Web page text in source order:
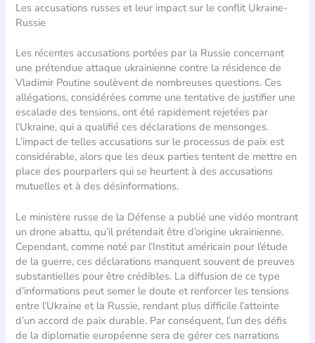
Les accusations russes et leur impact sur le conflit Ukraine-
Russie
Les récentes accusations portées par la Russie concernant
une prétendue attaque ukrainienne contre la résidence de
Vladimir Poutine soulèvent de nombreuses questions. Ces
allégations, considérées comme une tentative de justifier une
escalade des tensions, ont été rapidement rejetées par
l’Ukraine, qui a qualifié ces déclarations de mensonges.
L’impact de telles accusations sur le processus de paix est
considérable, alors que les deux parties tentent de mettre en
place des pourparlers qui se heurtent à des accusations
mutuelles et à des désinformations.
Le ministère russe de la Défense a publié une vidéo montrant
un drone abattu, qu’il prétendait être d’origine ukrainienne.
Cependant, comme noté par l’Institut américain pour l’étude
de la guerre, ces déclarations manquent souvent de preuves
substantielles pour être crédibles. La diffusion de ce type
d’informations peut semer le doute et renforcer les tensions
entre l’Ukraine et la Russie, rendant plus difficile l’atteinte
d’un accord de paix durable. Par conséquent, l’un des défis
de la diplomatie européenne sera de gérer ces narrations